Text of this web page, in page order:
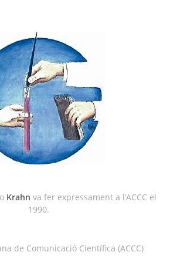
Krahn va fer expressament a l’ACCC el
1990.
de Comunicació Científica (ACCC)